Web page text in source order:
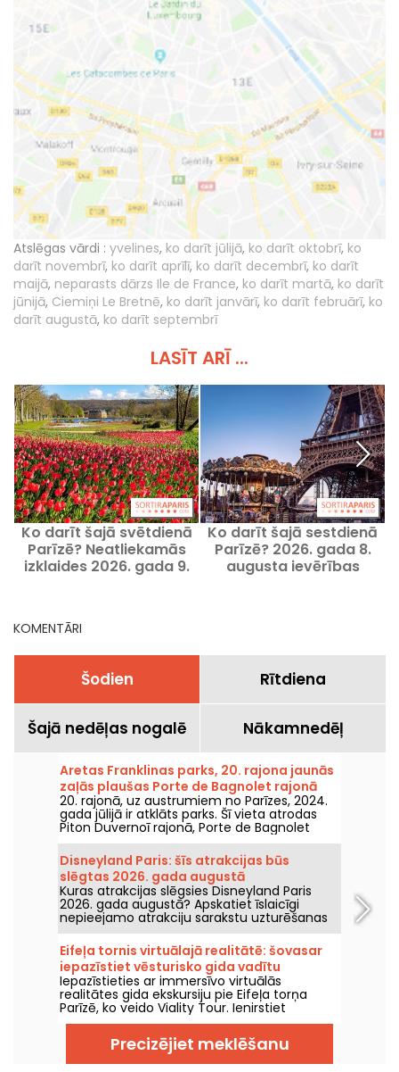
Atslēgas vārdi : yvelines, ko darīt jūlijā, ko darīt oktobrī, ko
darīt novembrī, ko darīt aprīlī, ko darīt decembrī, ko darīt
maijā, neparasts dārzs Ile de France, ko darīt martā, ko darīt
jūnijā, Ciemiņi Le Bretnē, ko darīt janvārī, ko darīt februārī, ko
darīt augustā, ko darīt septembrī
LASĪT ARĪ ...
Ko darīt šajā svētdienā
Parīzē? Neatliekamās
izklaides 2026. gada 9.
Ko darīt šajā sestdienā
Parīzē? 2026. gada 8.
augusta ievērības
KOMENTĀRI
Šodien Rītdiena
Šajā nedēļas nogalē Nākamnedēļ
Aretas Franklinas parks, 20. rajona jaunās
zaļās plaušas Porte de Bagnolet rajonā
20. rajonā, uz austrumiem no Parīzes, 2024.
gada jūlijā ir atklāts parks. Šī vieta atrodas
Piton Duvernoī rajonā, Porte de Bagnolet
pusē, un tā ir jauna zaļa promenāde šajā
rajonā.
Disneyland Paris: šīs atrakcijas būs
slēgtas 2026. gada augustā
Kuras atrakcijas slēgsies Disneyland Paris
2026. gada augustā? Apskatiet īslaicīgi
nepieejamo atrakciju sarakstu uzturēšanas
vai renovācijas dēļ, lai plānotu savus
apmeklējumus Disney parkiem.
Eifeļa tornis virtuālajā realitātē: šovasar
iepazīstiet vēsturisko gida vadītu
ekskursiju ar Viality Tour
Iepazīstieties ar immersīvo virtuālās
realitātes gida ekskursiju pie Eifeļa torņa
Parīzē, ko veido Viality Tour. Ienirstiet
Champs-de-Marsa sirdī un piedzīvojiet torņa
būvniecību, kā arī tā atklāšanu 1889. gadā.
Jauna versija, kas ir uzticamāka nekā jebkad
agrāk, iznāca 2026. gada 31. marta. Šim
Precizējiet meklēšanu